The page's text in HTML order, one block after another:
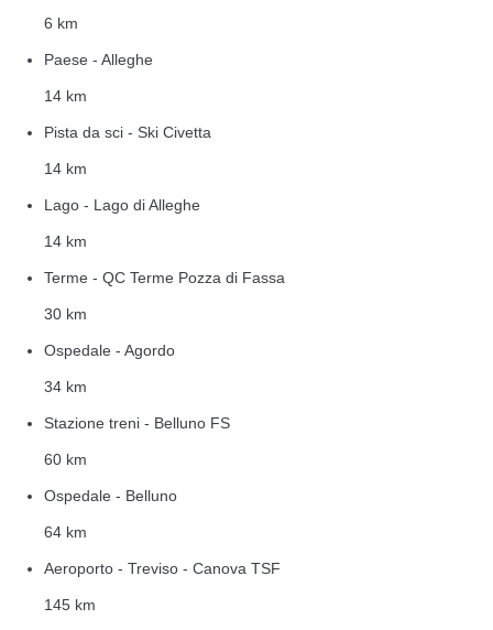
6 km
Paese - Alleghe
14 km
Pista da sci - Ski Civetta
14 km
Lago - Lago di Alleghe
14 km
Terme - QC Terme Pozza di Fassa
30 km
Ospedale - Agordo
34 km
Stazione treni - Belluno FS
60 km
Ospedale - Belluno
64 km
Aeroporto - Treviso - Canova TSF
145 km